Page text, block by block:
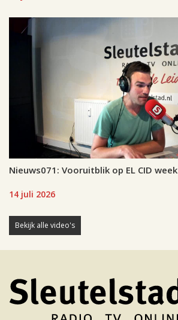
Nieuws071: Vooruitblik op EL CID week
14 juli 2026
Bekijk alle video's